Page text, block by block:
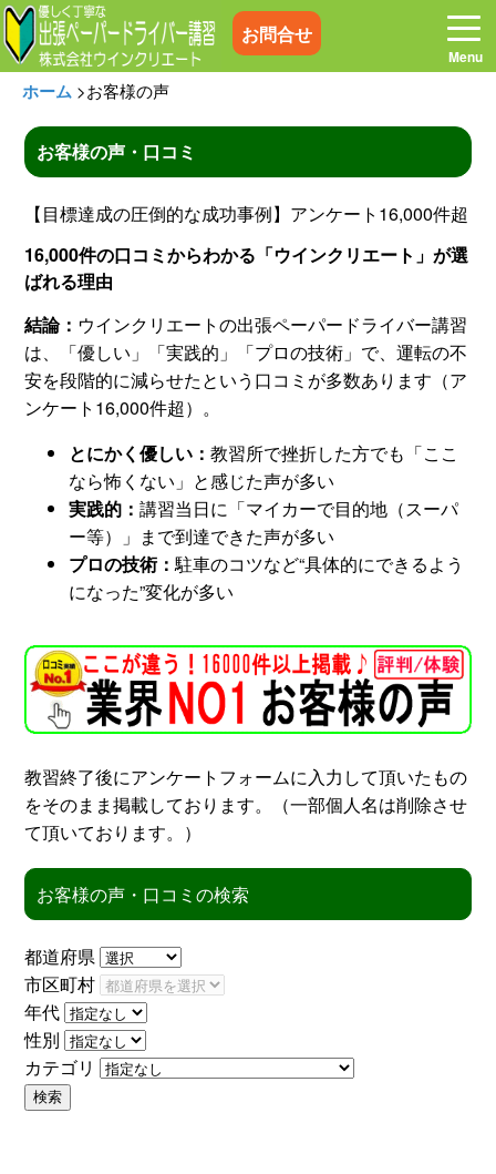
お問合せ
ホーム お電話はこちら
プログラム 講習料金
お客様の声 コラム&トピックス
よくある質問
出張地域 メディア紹介
スタッフ紹介 申し込みフロー
簡易補助ブレーキと
新着情報 会社概要
ホーム >お客様の声
お客様の声・口コミ
【目標達成の圧倒的な成功事例】アンケート16,000件超
16,000件の口コミからわかる「ウインクリエート」が選
ばれる理由
結論： ウインクリエートの出張ペーパードライバー講習
は、「優しい」「実践的」「プロの技術」で、運転の不
安を段階的に減らせたという口コミが多数あります（ア
ンケート16,000件超）。
とにかく優しい：教習所で挫折した方でも「ここ
なら怖くない」と感じた声が多い
実践的：講習当日に「マイカーで目的地（スーパ
ー等）」まで到達できた声が多い
プロの技術：駐車のコツなど“具体的にできるよう
になった”変化が多い
教習終了後にアンケートフォームに入力して頂いたもの
をそのまま掲載しております。（一部個人名は削除させ
て頂いております。）
お客様の声・口コミの検索
都道府県
市区町村
年代
性別
カテゴリ
検索